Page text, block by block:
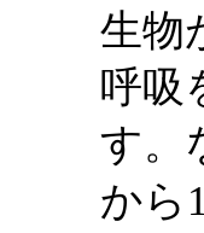
生物
呼吸
す。
から